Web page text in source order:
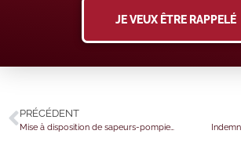
JE VEUX ÊTRE RAPPELÉ
PRÉCÉDENT